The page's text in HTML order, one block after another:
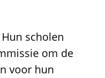
scholen
om de
voor hun